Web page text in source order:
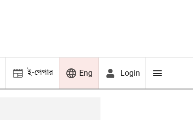
ই-পেপার Eng Login